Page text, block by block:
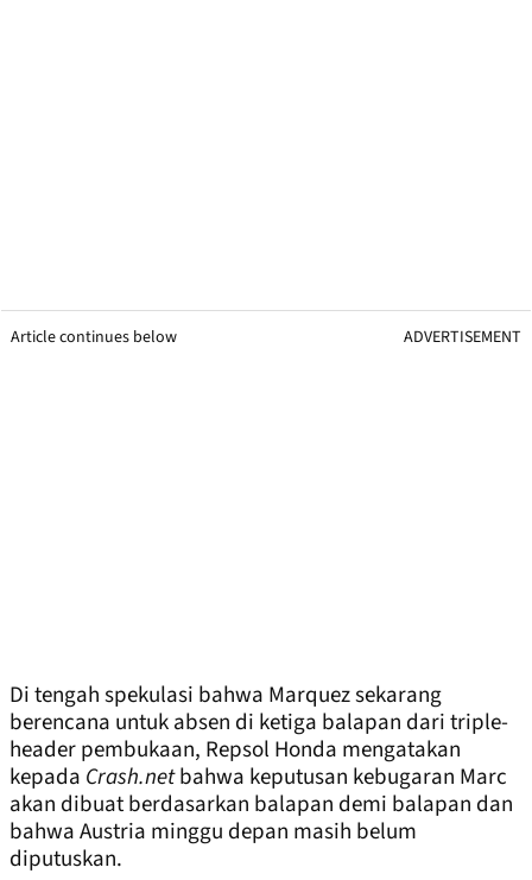
Article continues below ADVERTISEMENT
Di tengah spekulasi bahwa Marquez sekarang
berencana untuk absen di ketiga balapan dari triple-
header pembukaan, Repsol Honda mengatakan
kepada Crash.netbahwa keputusan kebugaran Marc
akan dibuat berdasarkan balapan demi balapan dan
bahwa Austria minggu depan masih belum
diputuskan.